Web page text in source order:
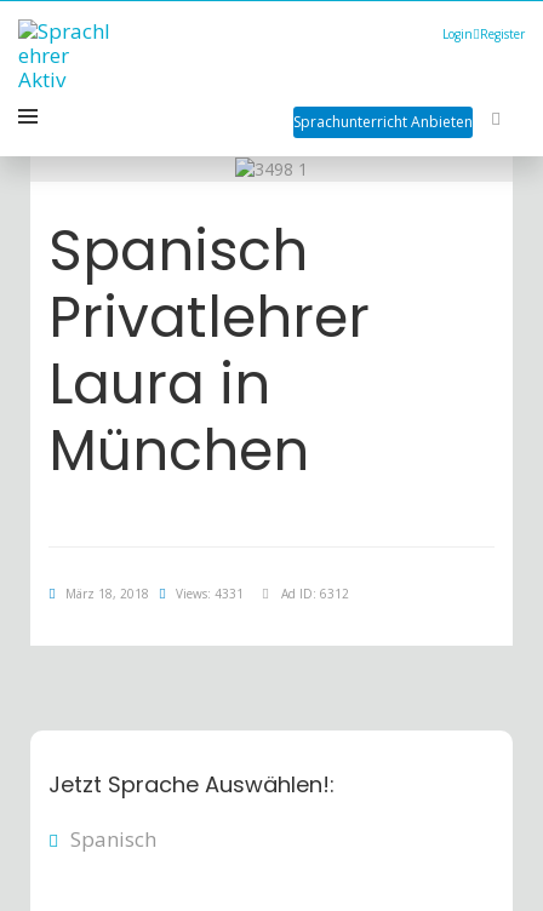
Login Register
Sprachunterricht Anbieten
Spanisch
Privatlehrer
Laura in
München
März 18, 2018 Views: 4331 Ad ID: 6312
Jetzt Sprache Auswählen!:
Spanisch